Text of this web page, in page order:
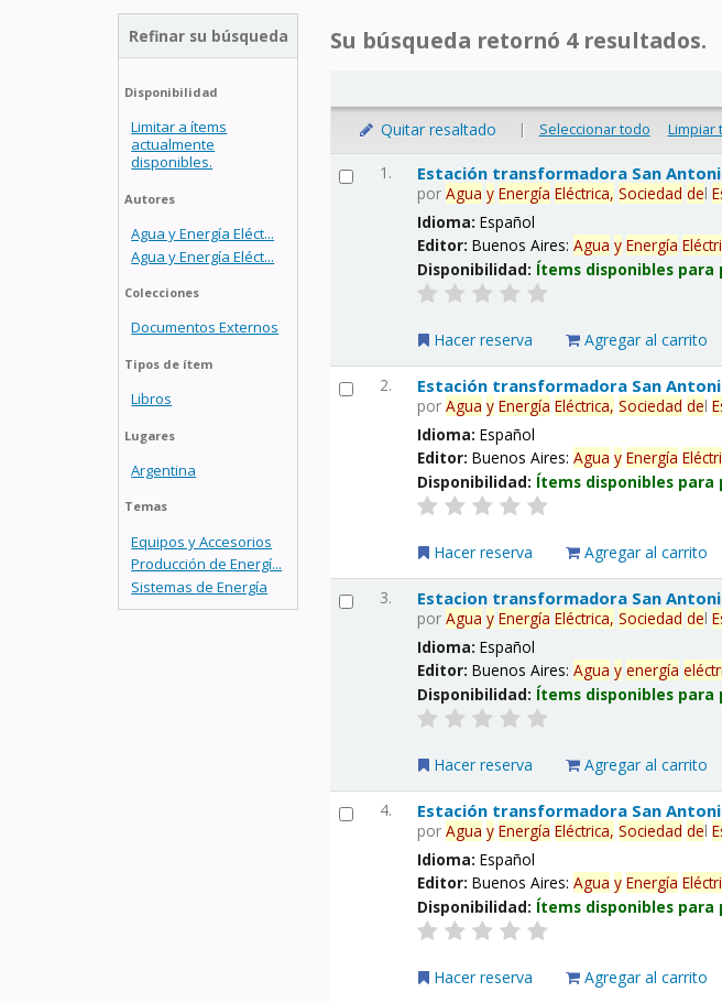
Refinar su búsqueda
Disponibilidad
Limitar a ítems
actualmente
disponibles.
Autores
Agua y Energía Eléct...
Agua y Energía Eléct...
Colecciones
Documentos Externos
Tipos de ítem
Libros
Lugares
Argentina
Temas
Equipos y Accesorios
Producción de Energí...
Sistemas de Energía
Su búsqueda retornó 4 resultados.
Quitar resaltado | Seleccionar todo Limpiar
1. Estación transformadora San
porAgua y Energía Eléctrica, Sociedad del
Idioma:Español
Editor:Buenos Aires:Agua y Energía
Disponibilidad: Ítems disponibles
Hacer reserva Agregar al carrito
2. Estación transformadora San
porAgua y Energía Eléctrica, Sociedad del
Idioma:Español
Editor:Buenos Aires:Agua y Energía
Disponibilidad: Ítems disponibles
Hacer reserva Agregar al carrito
3. Estacion transformadora San
porAgua y Energía Eléctrica, Sociedad del
Idioma:Español
Editor:Buenos Aires:Agua y energía
Disponibilidad: Ítems disponibles
Hacer reserva Agregar al carrito
4. Estación transformadora San
porAgua y Energía Eléctrica, Sociedad del
Idioma:Español
Editor:Buenos Aires:Agua y Energía
Disponibilidad: Ítems disponibles
Hacer reserva Agregar al carrito